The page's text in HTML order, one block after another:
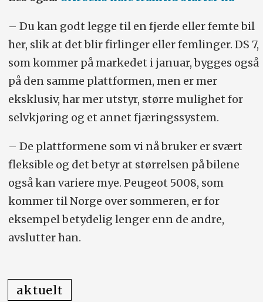
– Du kan godt legge til en fjerde eller femte bil
her, slik at det blir firlinger eller femlinger. DS 7,
som kommer på markedet i januar, bygges også
på den samme plattformen, men er mer
eksklusiv, har mer utstyr, større mulighet for
selvkjøring og et annet fjæringssystem.
– De plattformene som vi nå bruker er svært
fleksible og det betyr at størrelsen på bilene
også kan variere mye. Peugeot 5008, som
kommer til Norge over sommeren, er for
eksempel betydelig lenger enn de andre,
avslutter han.
aktuelt